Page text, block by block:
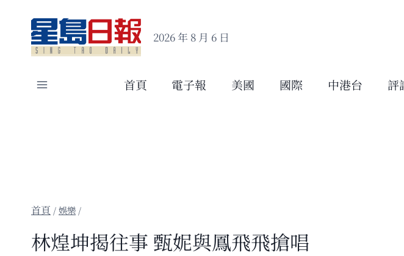
content
2026 年 8 月 6 日
首頁 電子報 美國 國際 中港台 評
/娛樂 /
林煌坤揭往事 甄妮與鳳飛飛搶唱